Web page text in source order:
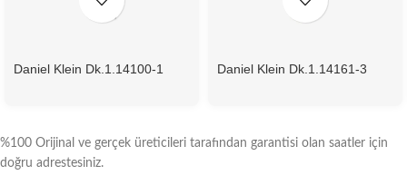
Daniel Klein Dk.1.14100-1
Daniel Klein Dk.1.14161-3
%100 Orijinal ve gerçek üreticileri tarafından garantisi olan saatler için
doğru adrestesiniz.